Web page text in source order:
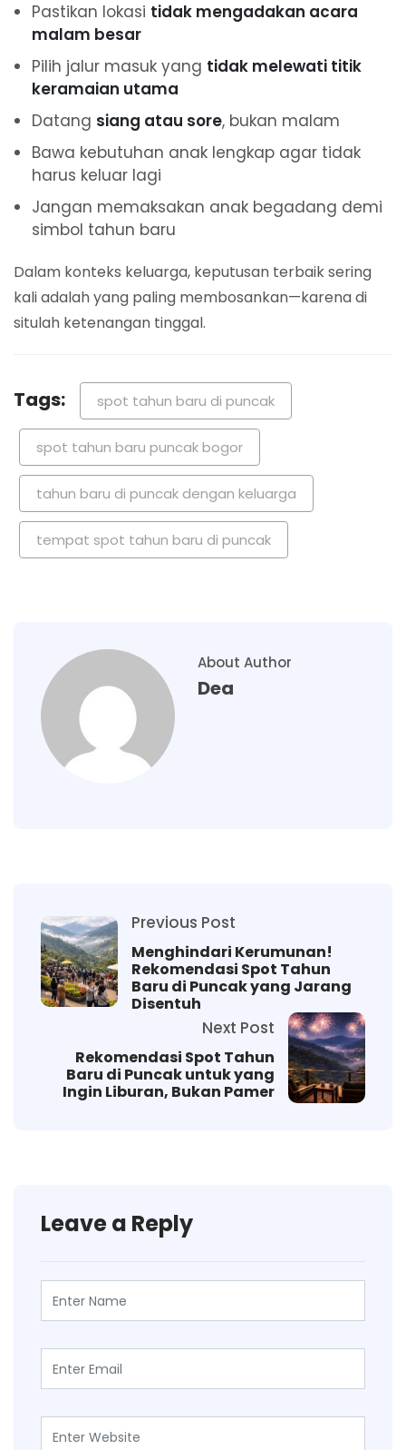
Pastikan lokasi tidak mengadakan acara
malam besar
Pilih jalur masuk yang tidak melewati titik
keramaian utama
Datang siang atau sore, bukan malam
Bawa kebutuhan anak lengkap agar tidak
harus keluar lagi
Jangan memaksakan anak begadang demi
simbol tahun baru
Dalam konteks keluarga, keputusan terbaik sering
kali adalah yang paling membosankan—karena di
situlah ketenangan tinggal.
Tags: spot tahun baru di puncak
spot tahun baru puncak bogor
tahun baru di puncak dengan keluarga
tempat spot tahun baru di puncak
About Author
Dea
Previous Post
Menghindari Kerumunan!
Rekomendasi Spot Tahun
Baru di Puncak yang Jarang
Disentuh
Next Post
Rekomendasi Spot Tahun
Baru di Puncak untuk yang
Ingin Liburan, Bukan Pamer
Leave a Reply